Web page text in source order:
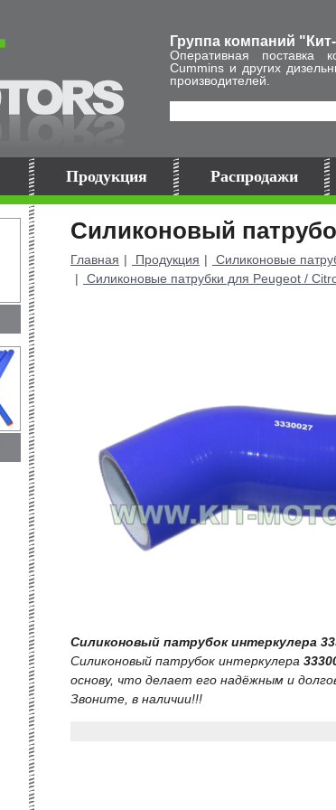
Группа компаний
Оперативная поставка
Cummins и других
производителей.
Продукция Распродажи
Силиконовый
Главная Продукция Силиконовые
Силиконовые патрубки для Peugeot /
Силиконовый патрубок интеркулера
Силиконовый патрубок интеркулера
основу, что делает его надёжным и
Звоните, в наличии!!!